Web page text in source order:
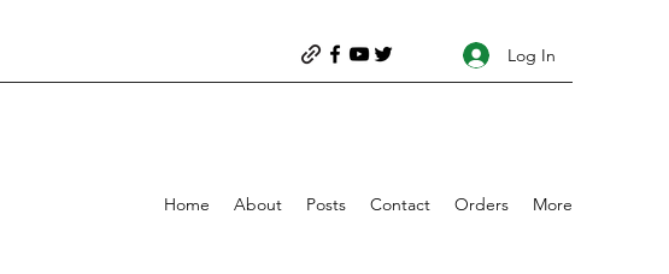
Log In
Home About Posts Contact Orders More